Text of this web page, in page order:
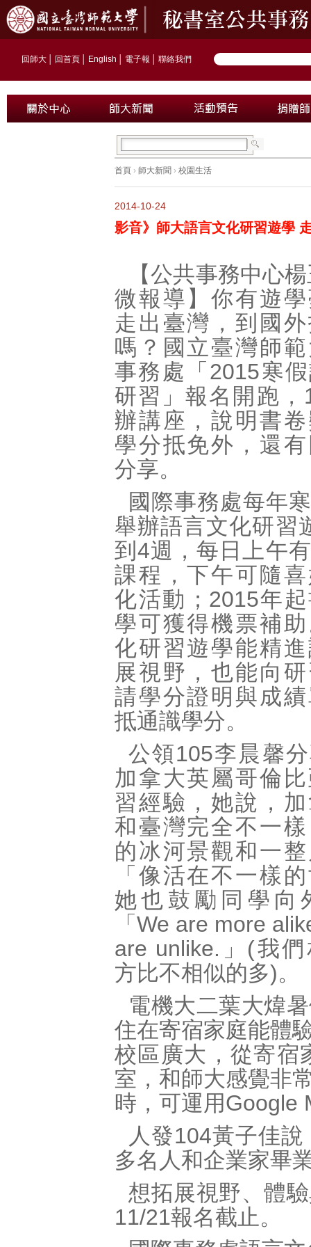
回師大 回首頁 English 電子報 聯絡我們
首頁 › 師大新聞 › 校園生活
2014-10-24
影音》師大語言文化研習遊學
【公共事務中心
微報導】你有遊
走出臺灣，到國
嗎？國立臺灣師
事務處「2015寒
研習」報名開跑，
辦講座，說明書
學分抵免外，還
分享。
國際事務處每年
舉辦語言文化研習
到4週，每日上午
課程，下午可隨
化活動；2015年
學可獲得機票補
化研習遊學能精
展視野，也能向
請學分證明與成
抵通識學分。
公領105李晨馨
加拿大英屬哥倫
習經驗，她說，
和臺灣完全不一
的冰河景觀和一
「像活在不一樣
她也鼓勵同學向
「We are more
are unlike.」(我
方比不相似的多)。
電機大二葉大煒
住在寄宿家庭能體
校區廣大，從寄宿
室，和師大感覺非
時，可運用Google
人發104黃子佳
多名人和企業家畢
想拓展視野、體
11/21報名截止。